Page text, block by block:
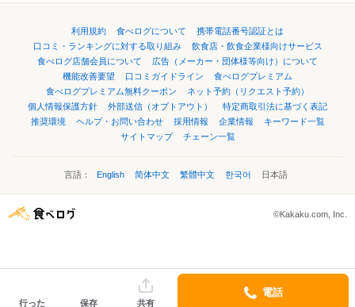
利用規約 食べログについて
携帯電話番号認証とは
口コミ・ランキングに対する取り組み
飲食店・飲食企業様向けサービス
食べログ店舗会員について
広告（メーカー・団体様等向け）について
機能改善要望
口コミガイドライン
食べログプレミアム
食べログプレミアム無料クーポン
ネット予約（リクエスト予約）
個人情報保護方針
外部送信（オプトアウト）
特定商取引法に基づく表記
推奨環境
ヘルプ・お問い合わせ 採用情報 企業情報
キーワード一覧
サイトマップ
チェーン一覧
言語： English 简体中文 繁體中文 한국어 日本語
©Kakaku.com, Inc.
行った 保存 共有
電話